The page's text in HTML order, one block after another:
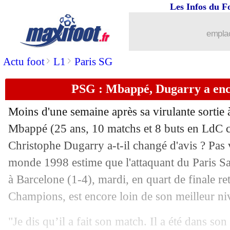
Actu foot> L1 > Paris SG
Les Infos du
PSG : Mbappé, Dugarry a
Moins d'une semaine après sa virulante
Mbappé (25 ans, 10 matchs et 8 buts en LdC
Christophe Dugarry a-t-il changé d'avis ?
monde 1998 estime que l'attaquant du Paris
à Barcelone (1-4), mardi, en quart de finale
Champions, est encore loin de son meilleur
"Je dis qu’il a fait son match. Il a été dans son
Bayern : Kane, Postecoglou explique
17/04 Brest: Lees-Melou va tenter
17/04 Bayern: Ballack attend plus de Sané
17/04 OM: Benfica, Gasset annonce la
17/04 Real: Bellingham va répondre à ses
17/04 Bayern: Tuchel veut finir l'aventure
Lille : Zhegrova forfait pour Aston